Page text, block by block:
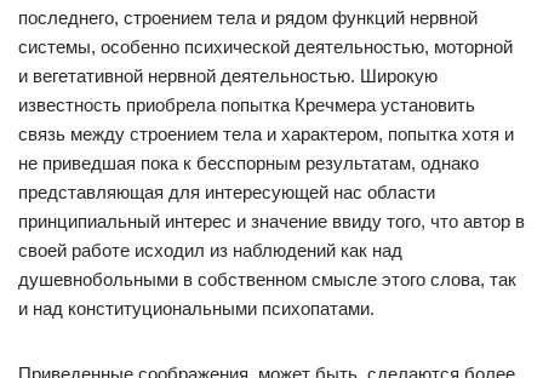
последнего, строением тела и рядом функций нервной
системы, особенно психической деятельностью, моторной
и вегетативной нервной деятельностью. Широкую
известность приобрела попытка Кречмера установить
связь между строением тела и характером, попытка хотя и
не приведшая пока к бесспорным результатам, однако
представляющая для интересующей нас области
принципиальный интерес и значение ввиду того, что автор в
своей работе исходил из наблюдений как над
душевнобольными в собственном смысле этого слова, так
и над конституциональными психопатами.
Приведенные соображения, может быть, сделаются более